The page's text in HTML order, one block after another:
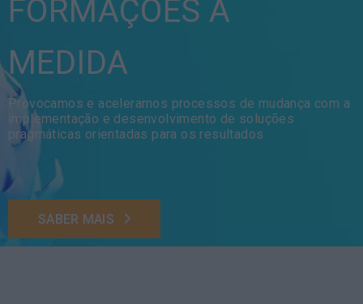
FORMAÇÕES À
MEDIDA
Provocamos e aceleramos processos de mudança com a
implementação e desenvolvimento de soluções
pragmáticas orientadas para os resultados
SABER MAIS